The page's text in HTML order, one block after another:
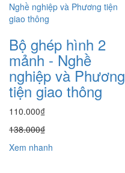
Bộ ghép hình 2
mảnh - Nghề
nghiệp và Phương
tiện giao thông
110.000₫
138.000₫
Xem nhanh